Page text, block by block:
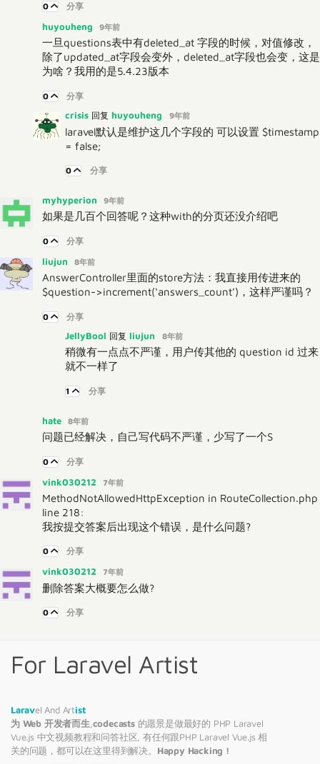
0 分享
huyouheng 9年前
一旦questions表中有deleted_at 字段的时候，对值修改，
除了updated_at字段会变外，deleted_at字段也会变，这是
为啥？我用的是5.4.23版本
0 分享
crisis 回复 huyouheng 9年前
laravel默认是维护这几个字段的 可以设置 $timestamp
= false;
0 分享
myhyperion 9年前
如果是几百个回答呢？这种with的分页还没介绍吧
0 分享
liujun 8年前
AnswerController里面的store方法：我直接用传进来的
$question->increment(‘answers_count’)，这样严谨吗？
0 分享
JellyBool 回复 liujun 8年前
稍微有一点点不严谨，用户传其他的 question id 过来
就不一样了
1 分享
hate 8年前
问题已经解决，自己写代码不严谨，少写了一个S
0 分享
vink030212 7年前
MethodNotAllowedHttpException in RouteCollection.php
line 218:
我按提交答案后出现这个错误，是什么问题?
0 分享
vink030212 7年前
删除答案大概要怎么做?
0 分享
For Laravel Artist
Laravel And Artist
为 Web 开发者而生 codecasts的愿景是做最好的 PHP Laravel
Vue.js 中文视频教程和问答社区, 有任何跟PHP Laravel Vue.js 相
关的问题，都可以在这里得到解决。 Happy Hacking !